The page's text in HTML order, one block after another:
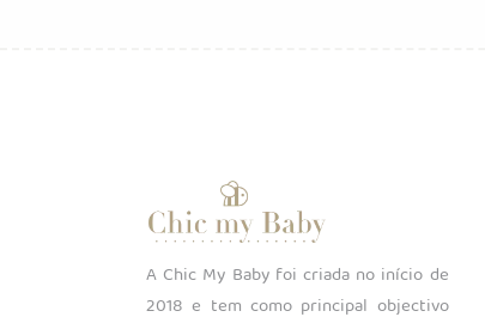
A Chic My Baby foi criada no início de
2018 e tem como principal objectivo